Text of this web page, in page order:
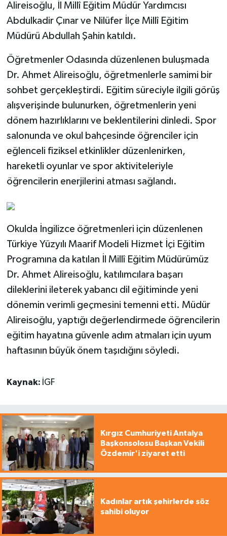
Alireisoğlu, İl Millî Eğitim Müdür Yardımcısı
Abdulkadir Çınar ve Nilüfer İlçe Millî Eğitim
Müdürü Abdullah Şahin katıldı.
Öğretmenler Odasında düzenlenen buluşmada
Dr. Ahmet Alireisoğlu, öğretmenlerle samimi bir
sohbet gerçekleştirdi. Eğitim süreciyle ilgili görüş
alışverişinde bulunurken, öğretmenlerin yeni
dönem hazırlıklarını ve beklentilerini dinledi. Spor
salonunda ve okul bahçesinde öğrenciler için
eğlenceli fiziksel etkinlikler düzenlenirken,
hareketli oyunlar ve spor aktiviteleriyle
öğrencilerin enerjilerini atması sağlandı.
Okulda İngilizce öğretmenleri için düzenlenen
Türkiye Yüzyılı Maarif Modeli Hizmet İçi Eğitim
Programına da katılan İl Millî Eğitim Müdürümüz
Dr. Ahmet Alireisoğlu, katılımcılara başarı
dileklerini ileterek yabancı dil eğitiminde yeni
dönemin verimli geçmesini temenni etti. Müdür
Alireisoğlu, yaptığı değerlendirmede öğrencilerin
eğitim hayatına güvenle adım atmaları için uyum
haftasının büyük önem taşıdığını söyledi.
Kaynak: İGF
Kırgız Cumhuriyeti Antalya
Başkonsolosu Başkan Vekili
Özdemir'i ziyaret etti
Kadınlar artık şehirlerde söz
sahibi oluyor